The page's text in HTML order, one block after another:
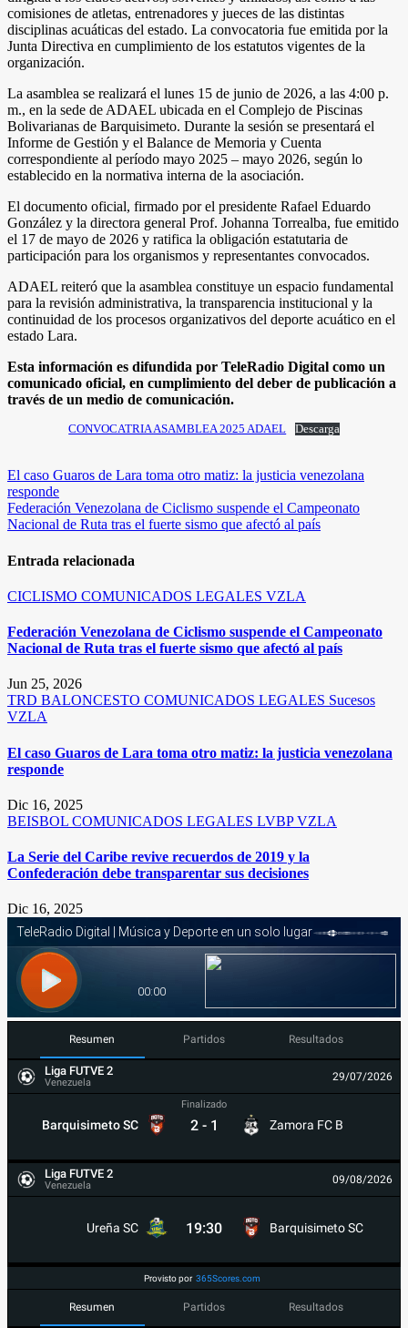
comisiones de atletas, entrenadores y jueces de las distintas
disciplinas acuáticas del estado. La convocatoria fue emitida por la
Junta Directiva en cumplimiento de los estatutos vigentes de la
organización.
La asamblea se realizará el lunes 15 de junio de 2026, a las 4:00 p.
m., en la sede de ADAEL ubicada en el Complejo de Piscinas
Bolivarianas de Barquisimeto. Durante la sesión se presentará el
Informe de Gestión y el Balance de Memoria y Cuenta
correspondiente al período mayo 2025 – mayo 2026, según lo
establecido en la normativa interna de la asociación.
El documento oficial, firmado por el presidente Rafael Eduardo
González y la directora general Prof. Johanna Torrealba, fue emitido
el 17 de mayo de 2026 y ratifica la obligación estatutaria de
participación para los organismos y representantes convocados.
ADAEL reiteró que la asamblea constituye un espacio fundamental
para la revisión administrativa, la transparencia institucional y la
continuidad de los procesos organizativos del deporte acuático en el
estado Lara.
Esta información es difundida por TeleRadio Digital como un
comunicado oficial, en cumplimiento del deber de publicación a
través de un medio de comunicación.
CONVOCATRIA ASAMBLEA 2025 ADAEL Descarga
Navegación
de
entradas
El caso Guaros de Lara toma otro matiz: la justicia venezolana
responde
Federación Venezolana de Ciclismo suspende el Campeonato
Nacional de Ruta tras el fuerte sismo que afectó al país
Entrada relacionada
CICLISMO COMUNICADOS LEGALES VZLA
Federación Venezolana de Ciclismo suspende el Campeonato
Nacional de Ruta tras el fuerte sismo que afectó al país
Jun 25, 2026
TRD BALONCESTO COMUNICADOS LEGALES Sucesos
VZLA
El caso Guaros de Lara toma otro matiz: la justicia venezolana
responde
Dic 16, 2025
BEISBOL COMUNICADOS LEGALES LVBPVZLA
La Serie del Caribe revive recuerdos de 2019 y la
Confederación debe transparentar sus decisiones
Dic 16, 2025
Resumen Partidos Resultados
Liga FUTVE 2
Venezuela 29/07/2026
Barquisimeto SC
Finalizado
2 - 1 Zamora FC B
Liga FUTVE 2
Venezuela 09/08/2026
Ureña SC 19:30 Barquisimeto SC
Provisto por 365Scores.com
Resumen Partidos Resultados